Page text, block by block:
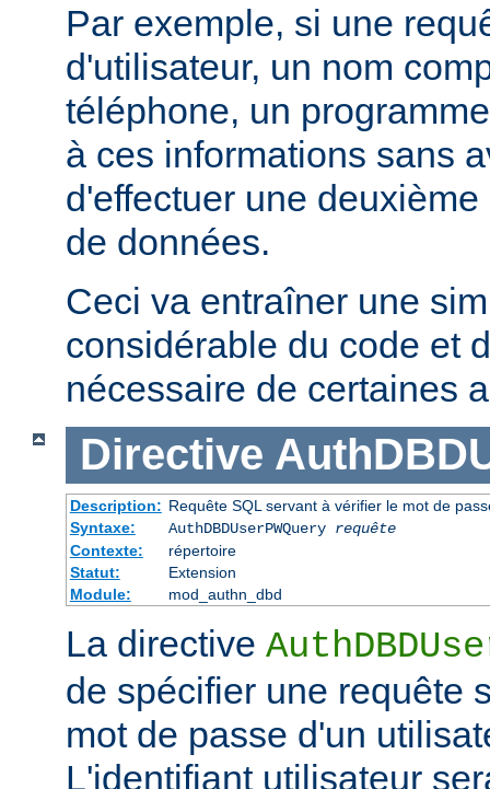
Par exemple, si une
d'utilisateur, un nom
téléphone, un
à ces informations sans
d'effectuer une
de données.
Ceci va entraîner une
considérable du code et
nécessaire de certaines
Directive
Description: Requête SQL servant à vérifier le mot de
Syntaxe:
AuthDBDUserPWQuery requête
Contexte:
répertoire
Statut:
Extension
Module:
mod_authn_dbd
La directive
de spécifier une requête
mot de passe d'un
L'identifiant utilisateur